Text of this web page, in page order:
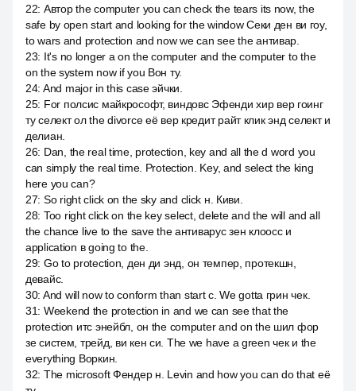
22: Автор the computer you can check the tears its now, the
safe by open start and looking for the window Секи ден ви гоу,
to wars and protection and now we can see the антивар.
23: It's no longer a on the computer and the computer to the
on the system now if you Вон ту.
24: And major in this case эйчки.
25: For полсис майкрософт, виндовс Эфенди хир вер гоинг
ту селект ол the divorce её вер кредит райт клик энд селект и
делиан.
26: Dan, the real time, protection, key and all the d word you
can simply the real time. Protection. Key, and select the king
here you can?
27: So right click on the sky and click н. Киви.
28: Too right click on the key select, delete and the will and all
the chance live to the save the антиварус зен клоосс и
application в going to the.
29: Go to protection, ден ди энд, он темпер, протекшн,
девайс.
30: And will now to conform than start c. We gotta грин чек.
31: Weekend the protection in and we can see that the
protection итс энейбл, он the computer and on the шил фор
зе систем, трейд, ви кен си. The we have a green чек и the
everything Воркин.
32: The microsoft Фендер н. Levin and how you can do that её